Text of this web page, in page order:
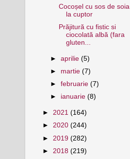
Cocoșel cu sos de soia
la cuptor
Prăjitură cu fistic si
ciocolată albă (fara
gluten...
►aprilie(5)
► martie(7)
►februarie(7)
► ianuarie(8)
► 2021 (164)
► 2020 (244)
► 2019 (282)
► 2018 (219)